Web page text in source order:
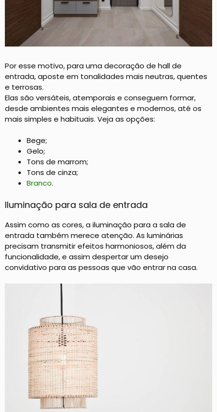
Por esse motivo, para uma decoração de hall de
entrada, aposte em tonalidades mais neutras, quentes
e terrosas.
Elas são versáteis, atemporais e conseguem formar,
desde ambientes mais elegantes e modernos, até os
mais simples e habituais. Veja as opções:
Bege;
Gelo;
Tons de marrom;
Tons de cinza;
Branco.
Iluminação para sala de entrada
Assim como as cores, a iluminação para a sala de
entrada também merece atenção. As luminárias
precisam transmitir efeitos harmoniosos, além da
funcionalidade, e assim despertar um desejo
convidativo para as pessoas que vão entrar na casa.